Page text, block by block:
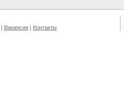
| Вакансии | Контакты